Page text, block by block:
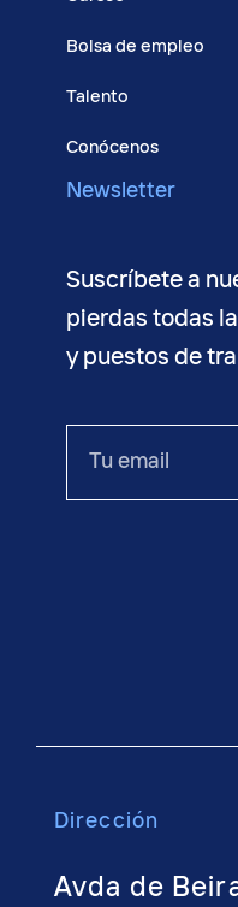
Bolsa de empleo
Talento
Conócenos
Newsletter
Suscríbete a
pierdas todas
y puestos de
Dirección
Avda de